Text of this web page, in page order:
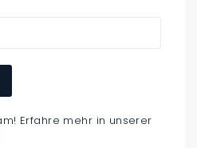
Erfahre mehr in unserer